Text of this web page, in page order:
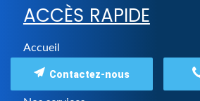
ACCÈS RAPIDE
Accueil
Qui sommes-nous ?
Contactez-nous